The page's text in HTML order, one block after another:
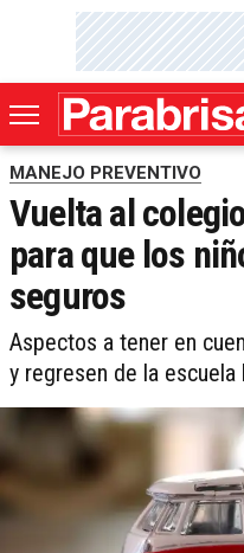
MANEJO PREVENTIVO
Vuelta al
para que los
seguros
Aspectos a tener en
y regresen de la